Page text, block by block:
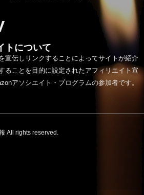
トについて
宣伝しリンクすることによってサイトが紹介
ることを目的に設定されたアフィリエイト宣
アソシエイト・プログラムの参加者です。
All rights reserved.